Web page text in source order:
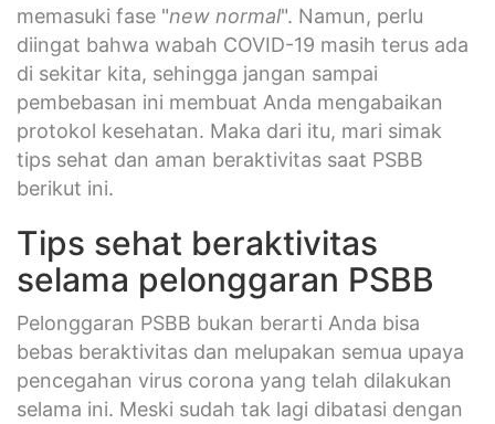
memasuki fase "new normal". Namun, perlu
diingat bahwa wabah COVID-19 masih terus ada
di sekitar kita, sehingga jangan sampai
pembebasan ini membuat Anda mengabaikan
protokol kesehatan. Maka dari itu, mari simak
tips sehat dan aman beraktivitas saat PSBB
berikut ini.
Tips sehat beraktivitas
selama pelonggaran PSBB
Pelonggaran PSBB bukan berarti Anda bisa
bebas beraktivitas dan melupakan semua upaya
pencegahan virus corona yang telah dilakukan
selama ini. Meski sudah tak lagi dibatasi dengan